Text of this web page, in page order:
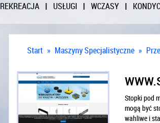
REKREACJA
USŁUGI WCZASY
Start » Maszyny Specjalistyczne »
Stopki pod
mogą być
wahliwe i